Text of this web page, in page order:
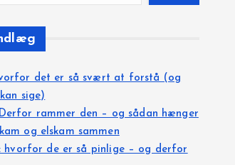
det er så svært at forstå (og
sige)
rammer den – og sådan hænger
og elskam sammen
hvorfor de er så pinlige – og derfor